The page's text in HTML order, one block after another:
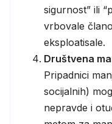
sigurnost” ili
vrbovale
eksploatisale.
Društvena
Pripadnici
socijalnih)
nepravde i